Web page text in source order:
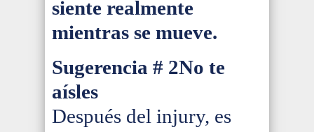
siente realmente
mientras se mueve.
Sugerencia # 2No te
aísles
Después del injury, es